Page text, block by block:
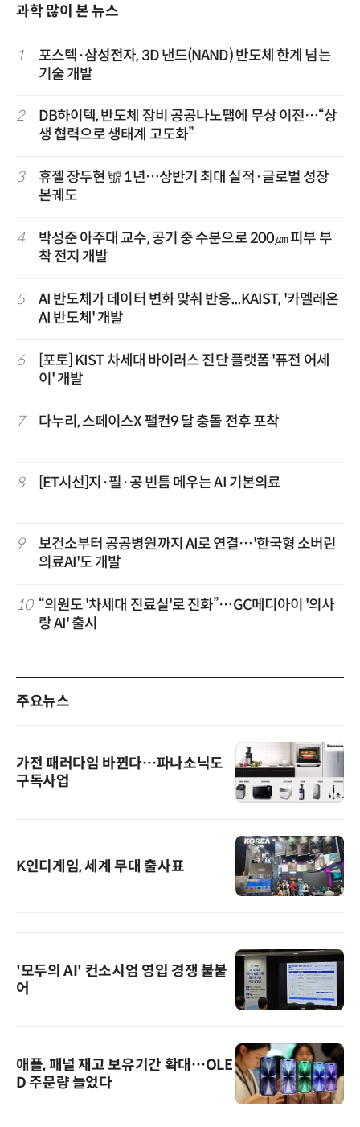
과학 많이 본 뉴스
1
포스텍·삼성전자, 3D 낸드(NAND) 반도체 한계 넘는
기술 개발
2
DB하이텍, 반도체 장비 공공나노팹에 무상 이전…“상
생 협력으로 생태계 고도화”
3
휴젤 장두현 號 1년…상반기 최대 실적·글로벌 성장
본궤도
4
박성준 아주대 교수, 공기 중 수분으로 200㎛ 피부 부
착 전지 개발
5
AI 반도체가 데이터 변화 맞춰 반응...KAIST, '카멜레온
AI 반도체' 개발
6
[포토] KIST 차세대 바이러스 진단 플랫폼 '퓨전 어세
이' 개발
7 다누리, 스페이스X 팰컨9 달 충돌 전후 포착
8 [ET시선]지·필·공 빈틈 메우는 AI 기본의료
9
보건소부터 공공병원까지 AI로 연결…'한국형 소버린
의료AI'도 개발
10 “의원도 '차세대 진료실'로 진화”…GC메디아이 '의사
랑 AI' 출시
주요뉴스
가전 패러다임 바뀐다…파나소닉도
구독사업
K인디게임, 세계 무대 출사표
'모두의 AI' 컨소시엄 영입 경쟁 불붙
어
애플, 패널 재고 보유기간 확대…OLE
D 주문량 늘었다